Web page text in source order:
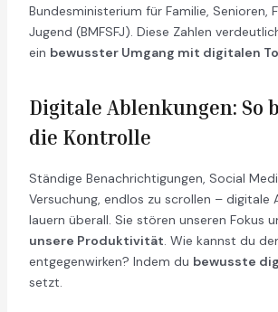
Bundesministerium für Familie, Senioren,
Jugend (BMFSFJ). Diese Zahlen
ein bewusster Umgang mit digitalen
Digitale Ablenkungen: So
die Kontrolle
Ständige Benachrichtigungen, Social
Versuchung, endlos zu scrollen – digitale
lauern überall. Sie stören unseren Fokus
unsere Produktivität. Wie kannst du
entgegenwirken? Indem du bewusste
setzt.